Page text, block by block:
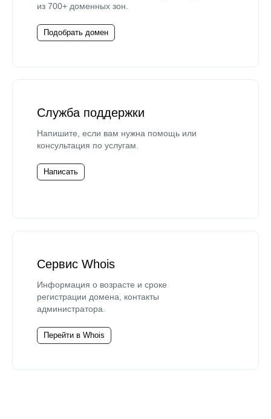
из 700+ доменных зон.
Подобрать домен
Служба поддержки
Напишите, если вам нужна помощь или
консультация по услугам.
Написать
Сервис Whois
Информация о возрасте и сроке
регистрации домена, контакты
администратора.
Перейти в Whois